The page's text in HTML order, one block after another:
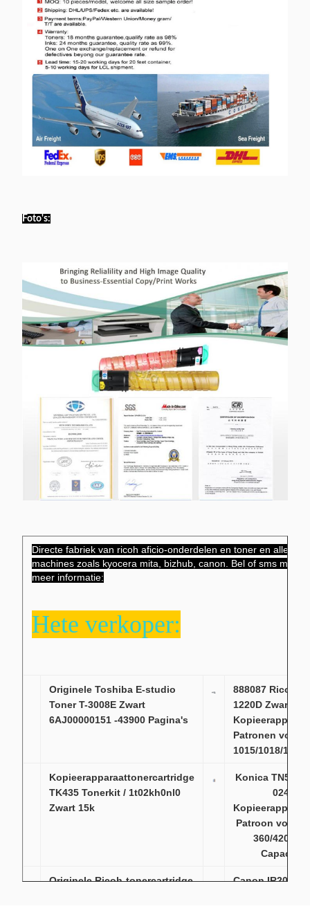
Foto's:
Directe fabriek van ricoh aficio-onderdelen en toner en alle
machines zoals kyocera mita, bizhub, canon. Bel of sms mij
meer informatie:
Hete verkoper:
Originele Toshiba E-studio
Toner T-3008E Zwart
6AJ00000151 -43900 Pagina's
888087 Ricoh
1220D Zwarte
Patronen voor
1015/1018/1113
Kopieerapparaattonercartridge
TK435 Tonerkit / 1t02kh0nl0
Zwart 15k
Konica TN511
024M
Patroon voor
360/420,
Capaciteit
Originele Ricoh-tonercartridge
Canon IR2018